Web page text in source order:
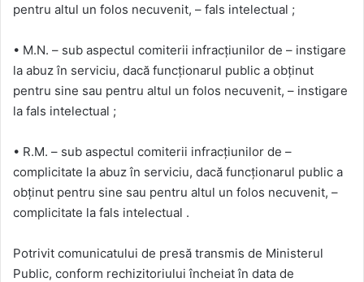
pentru altul un folos necuvenit, – fals intelectual ;
• M.N. – sub aspectul comiterii infracțiunilor de – instigare
la abuz în serviciu, dacă funcționarul public a obținut
pentru sine sau pentru altul un folos necuvenit, – instigare
la fals intelectual ;
• R.M. – sub aspectul comiterii infracțiunilor de –
complicitate la abuz în serviciu, dacă funcționarul public a
obținut pentru sine sau pentru altul un folos necuvenit, –
complicitate la fals intelectual .
Potrivit comunicatului de presă transmis de Ministerul
Public, conform rechizitoriului încheiat în data de